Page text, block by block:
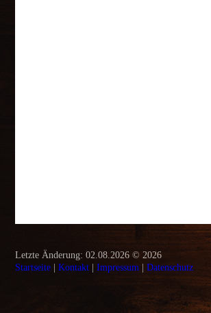
Letzte Änderung: 02.08.2026 © 2026
Startseite |Kontakt |Impressum |Daten­schutz